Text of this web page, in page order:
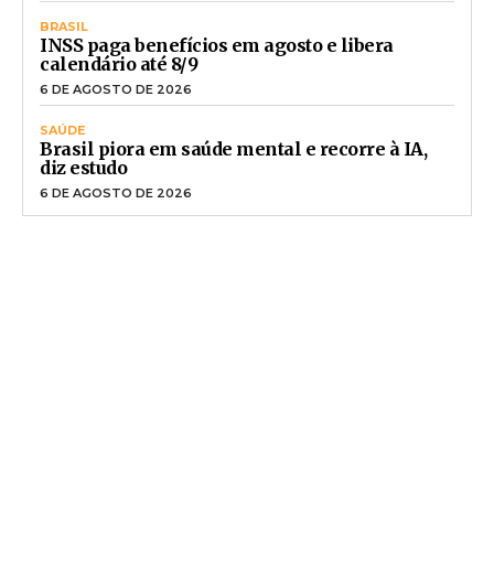
BRASIL
INSS paga benefícios em agosto e libera
calendário até 8/9
6 DE AGOSTO DE 2026
SAÚDE
Brasil piora em saúde mental e recorre à IA,
diz estudo
6 DE AGOSTO DE 2026